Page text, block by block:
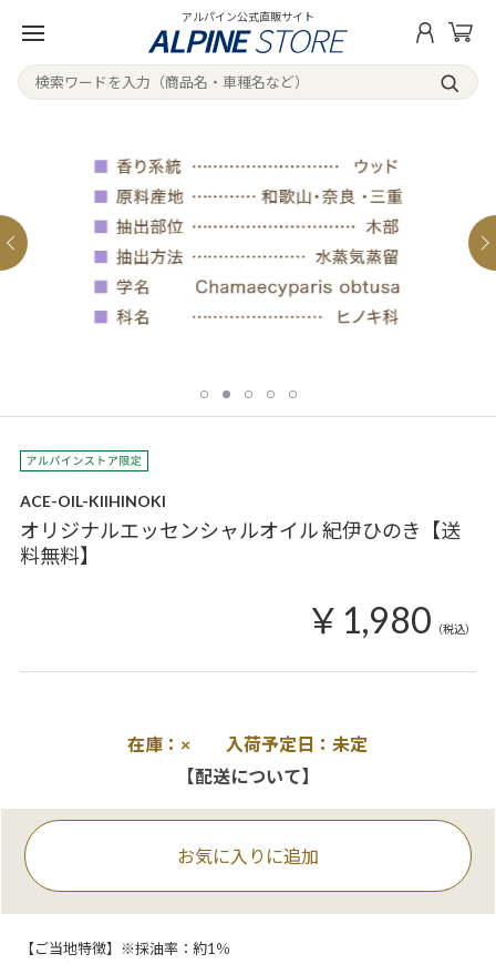
アルパイン公式直販サイト
ACE-OIL-KIIHINOKI
オリジナルエッセンシャルオイル 紀伊ひのき【送
料無料】
￥1,980 （税込）
在庫：× 入荷予定日：未定
【配送について】
お気に入りに追加
【ご当地特徴】※採油率：約1％